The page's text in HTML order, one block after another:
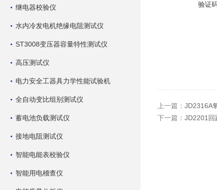
继电器校验仪
水内冷发电机绝缘电阻测试仪
ST3008变压器容量特性测试仪
高压测试仪
电力安全工器具力学性能试验机
全自动变比组别测试仪
蓄电池负载测试仪
接地电阻测试仪
智能电能表校验仪
智能用电稽查仪
验证
上一篇： JD2316A
下一篇： JD2201回